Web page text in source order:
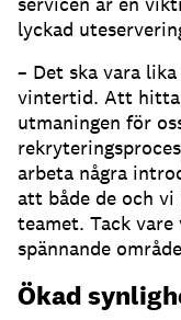
lyckad
– Det ska vara
vintertid. Att hitta
utmaningen för
arbeta några
att både de och
teamet. Tack
spännande
Ökad